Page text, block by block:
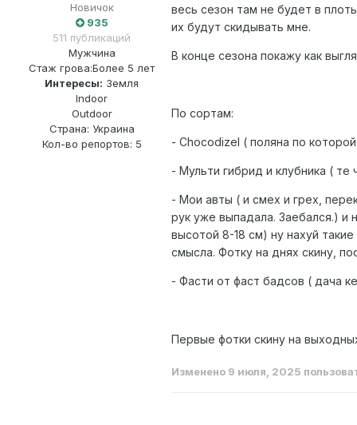
Новичок
935
511 публикаций
Мужчина
Стаж грова:Более 5 лет
Интересы: Земля
Indoor
Outdoor
Страна: Украина
Кол-во репортов: 5
весь сезон там не будет в
их будут скидывать мне.
В конце сезона покажу как
По сортам:
- Сhocodizel ( поляна по
- Мульти гибрид и клубника (
- Мои авты ( и смех и грех,
рук уже выпадала. Заебался.) и
высотой 8-18 см) ну нахуй
смысла. Фотку на днях скину,
- Фасти от фаст бадсов ( дача
Первые фотки скину на
Изменено 9 июля, 2025